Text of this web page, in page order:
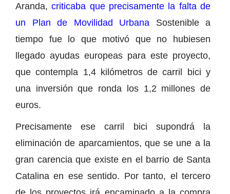
Aranda,criticaba que precisamente la falta de
un Plan de Movilidad Urbana Sostenible a
tiempo fue lo que motivó que no hubiesen
llegado ayudas europeas para este proyecto,
que contempla 1,4 kilómetros de carril bici y
una inversión que ronda los 1,2 millones de
euros.
Precisamente ese carril bici supondrá la
eliminación de aparcamientos, que se une a la
gran carencia que existe en el barrio de Santa
Catalina en ese sentido. Por tanto, el tercero